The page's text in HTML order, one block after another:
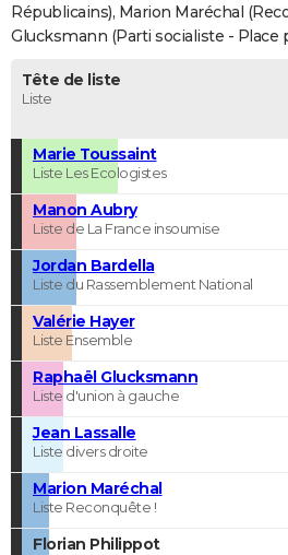
Bricolage
Lifestyle
Culture
SportAuto
Television
Voyage
Cinema
Républicains), Marion Maréchal
Glucksmann (Parti socialiste - Place
Tête de liste
Liste
Marie Toussaint
Liste Les Ecologistes
Manon Aubry
Liste de La France insoumise
Jordan Bardella
Liste du Rassemblement National
Valérie Hayer
Liste Ensemble
Raphaël Glucksmann
Liste d'union à gauche
Jean Lassalle
Liste divers droite
Marion Maréchal
Liste Reconquête !
Florian Philippot